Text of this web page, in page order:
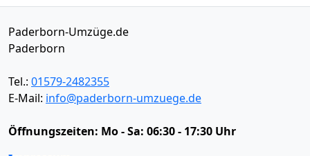
Paderborn-Umzüge.de
Paderborn
Tel.: 01579-2482355
E-Mail: info@paderborn-umzuege.de
Öffnungszeiten: Mo - Sa: 06:30 - 17:30 Uhr